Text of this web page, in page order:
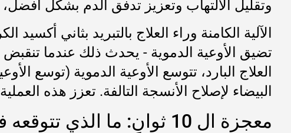
وتقليل الالتهاب وتعزيز تدفق الدم بشكل
الآلية الكامنة وراء العلاج بالتبريد بثاني
تضيق الأوعية الدموية - يحدث ذلك عندما تنقبض
العلاج البارد، تتوسع الأوعية الدموية (توسع
البيضاء لإصلاح الأنسجة التالفة. تعزز هذه
معجزة ال 10 ثوانٍ: ما الذي تتوقعه في جلستك